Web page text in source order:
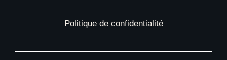
Politique de confidentialité